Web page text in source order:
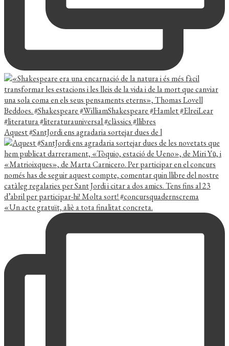
Aquest #SantJordi ens agradaria sortejar dues de l
«Un acte gratuït, aliè a tota finalitat concreta.